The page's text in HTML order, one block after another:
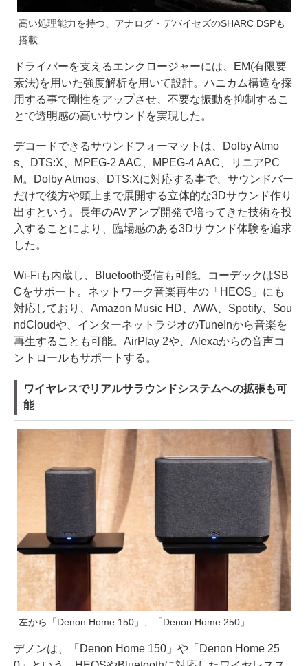
高い処理能力を持つ、アナログ・デバイセズのSHARC DSPも
搭載
ドライバーを支えるエンクロージャーには、EM(有限要
素法)を用いた強度解析を用いて設計。ハニカム構造を採
用する事で剛性をアップさせ、不要な振動を抑制するこ
とで透明感の高いサウンドを実現した。
デコードできるサウンドフォーマットは、Dolby Atmo
s、DTS:X、MPEG-2 AAC、MPEG-4 AAC、リニアPC
M。Dolby Atmos、DTS:Xに対応する事で、サウンドバー
だけで後方や頭上まで展開する立体的な3Dサウンド作り
出すという。長年のAVアンプ開発で培ってきた技術を投
入することにより、臨場感のある3Dサウンド体験を追求
した。
Wi-Fiも内蔵し、Bluetooth受信も可能。コーデックはSB
Cをサポート。ネットワーク音楽再生の「HEOS」にも
対応しており、Amazon Music HD、AWA、Spotify、Sou
ndCloudや、インターネットラジオのTuneInから音楽を
再生することも可能。AirPlay 2や、Alexaからの音声コ
ントロールもサポートする。
ワイヤレスでリアルサラウンドシステムへの拡張も可
能
左から「Denon Home 150」、「Denon Home 250」
デノンは、「Denon Home 150」や「Denon Home 25